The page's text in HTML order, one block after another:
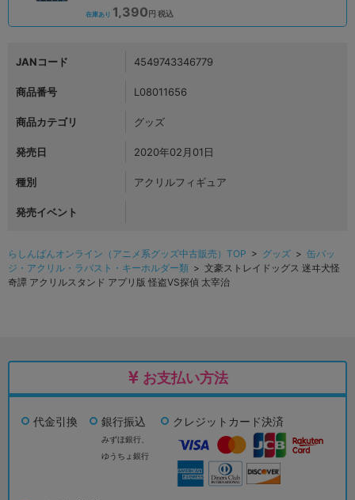
在庫あり 1,390円 税込
JANコード 4549743346779
商品番号 L08011656
商品カテゴリ グッズ
発売日 2020年02月01日
種別 アクリルフィギュア
発売イベント
らしんばんオンライン（アニメ系グッズ中古販売）TOP > グッズ > 缶バッ
ジ・アクリル・ラバスト・キーホルダー類 > 文豪ストレイドッグス 迷ヰ犬怪
奇譚 アクリルスタンド アプリ版 怪盗VS探偵 太宰治
お支払い方法
代金引換 銀行振込
みずほ銀行、
ゆうちょ銀行
クレジットカード決済